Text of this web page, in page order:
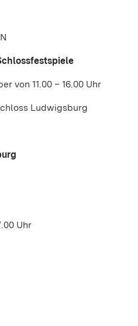
von 11.00 – 16.00 Uhr
Ludwigsburg
Uhr